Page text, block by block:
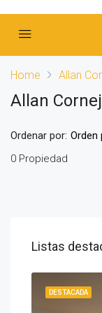
Home Allan
Allan
0 Propiedad
Ordenar por:
Listas
DESTACADA